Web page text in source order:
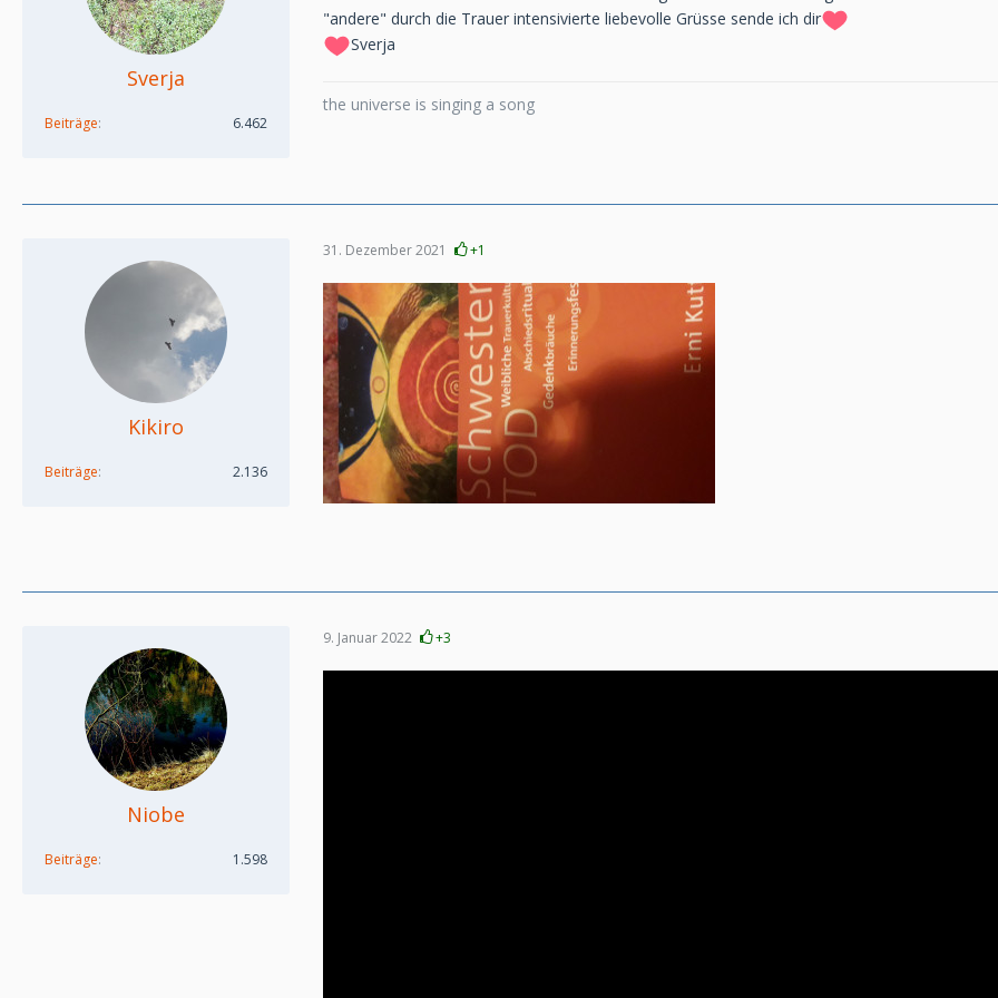
Sverja
Beiträge 6.462
"andere" durch die Trauer intensivierte liebevolle Grüsse sende ich dir
Sverja
the universe is singing a song
Kikiro
Beiträge 2.136
31. Dezember 2021 +1
Niobe
Beiträge 1.598
9. Januar 2022 +3